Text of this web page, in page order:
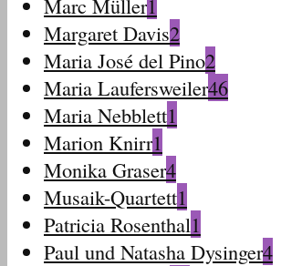
Marc Müller1
Margaret Davis2
Maria José del Pino2
Maria Laufersweiler46
Maria Nebblett1
Marion Knirr1
Monika Graser4
Musaik-Quartett1
Patricia Rosenthal1
Paul und Natasha Dysinger4